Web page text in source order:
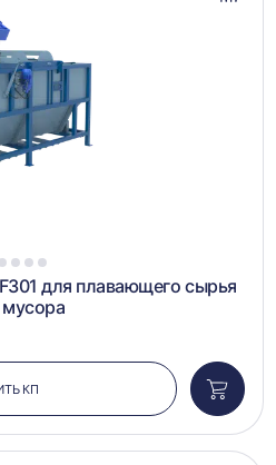
3 4 5
для плавающего сырья
КП
в